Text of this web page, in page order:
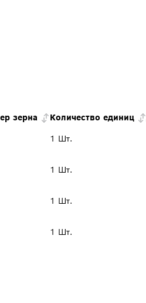
зерна Количество единиц
1 Шт.
1 Шт.
1 Шт.
1 Шт.